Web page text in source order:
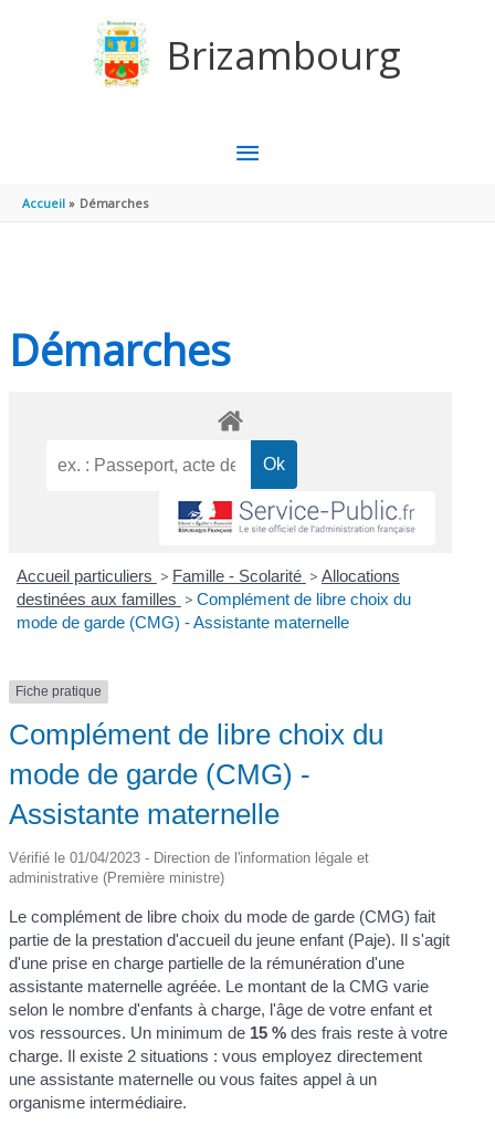
Brizambourg
MENU
Accueil Démarches
Démarches
Accueil particuliers > Famille - Scolarité > Allocations
destinées aux familles > Complément de libre choix du
mode de garde (CMG) - Assistante maternelle
Fiche pratique
Complément de libre choix du
mode de garde (CMG) -
Assistante maternelle
Vérifié le 01/04/2023 - Direction de l'information légale et
administrative (Première ministre)
Le complément de libre choix du mode de garde (CMG) fait
partie de la prestation d'accueil du jeune enfant (Paje). Il s'agit
d'une prise en charge partielle de la rémunération d'une
assistante maternelle agréée. Le montant de la CMG varie
selon le nombre d'enfants à charge, l'âge de votre enfant et
vos ressources. Un minimum de 15 % des frais reste à votre
charge. Il existe 2 situations : vous employez directement
une assistante maternelle ou vous faites appel à un
organisme intermédiaire.